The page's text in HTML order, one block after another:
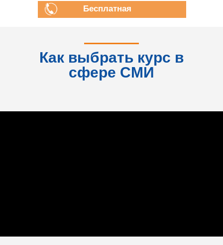
Бесплатная
Как выбрать курс в
сфере СМИ